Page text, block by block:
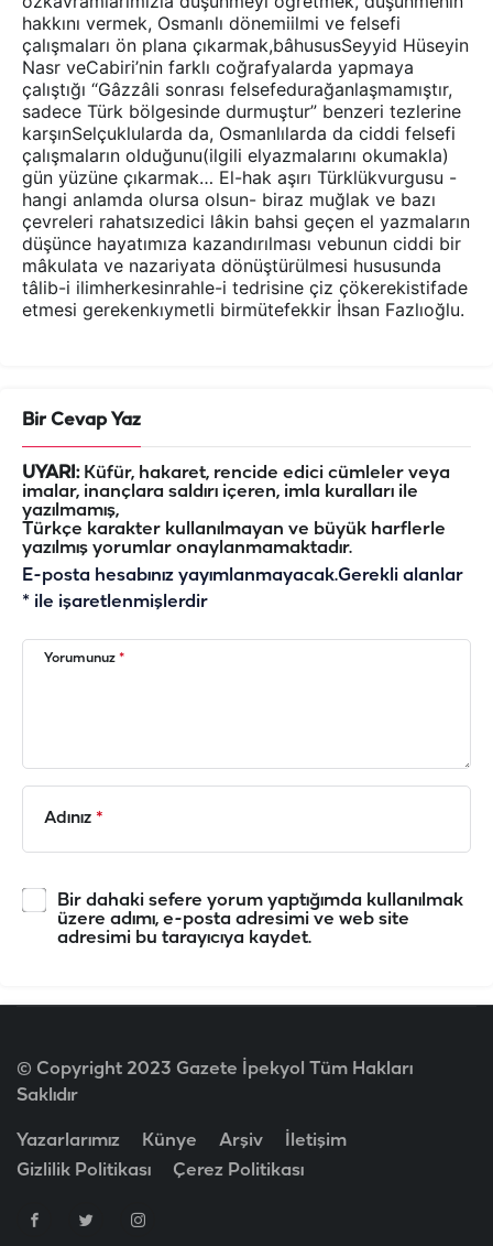
hakkını vermek, Osmanlı dönemiilmi ve felsefi
çalışmaları ön plana çıkarmak,bâhususSeyyid Hüseyin
Nasr veCabiri’nin farklı coğrafyalarda yapmaya
çalıştığı “Gâzzâli sonrası felsefedurağanlaşmamıştır,
sadece Türk bölgesinde durmuştur” benzeri tezlerine
karşınSelçuklularda da, Osmanlılarda da ciddi felsefi
çalışmaların olduğunu(ilgili elyazmalarını okumakla)
gün yüzüne çıkarmak… El-hak aşırı Türklükvurgusu -
hangi anlamda olursa olsun- biraz muğlak ve bazı
çevreleri rahatsızedici lâkin bahsi geçen el yazmaların
düşünce hayatımıza kazandırılması vebunun ciddi bir
mâkulata ve nazariyata dönüştürülmesi hususunda
tâlib-i ilimherkesinrahle-i tedrisine çiz çökerekistifade
etmesi gerekenkıymetli birmütefekkir İhsan Fazlıoğlu.
Bir Cevap Yaz
UYARI:Küfür, hakaret, rencide edici cümleler veya
imalar, inançlara saldırı içeren, imla kuralları ile
yazılmamış,
Türkçe karakter kullanılmayan ve büyük harflerle
yazılmış yorumlar onaylanmamaktadır.
E-posta hesabınız yayımlanmayacak.Gerekli alanlar
* ile işaretlenmişlerdir
Yorumunuz *
Adınız *
Bir dahaki sefere yorum yaptığımda kullanılmak
üzere adımı, e-posta adresimi ve web site
adresimi bu tarayıcıya kaydet.
© Copyright 2023 Gazete İpekyol Tüm Hakları
Saklıdır
Yazarlarımız Künye Arşiv
İletişim
Gizlilik Politikası
Çerez Politikası